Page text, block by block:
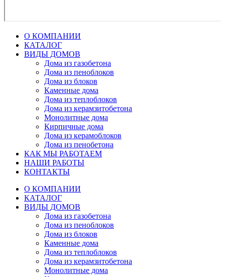
О КОМПАНИИ
КАТАЛОГ
ВИДЫ ДОМОВ
Дома из газобетона
Дома из пеноблоков
Дома из блоков
Каменные дома
Дома из теплоблоков
Дома из керамзитобетона
Монолитные дома
Кирпичные дома
Дома из керамоблоков
Дома из пенобетона
КАК МЫ РАБОТАЕМ
НАШИ РАБОТЫ
КОНТАКТЫ
О КОМПАНИИ
КАТАЛОГ
ВИДЫ ДОМОВ
Дома из газобетона
Дома из пеноблоков
Дома из блоков
Каменные дома
Дома из теплоблоков
Дома из керамзитобетона
Монолитные дома